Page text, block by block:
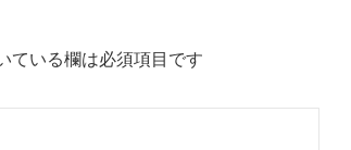
ている欄は必須項目です